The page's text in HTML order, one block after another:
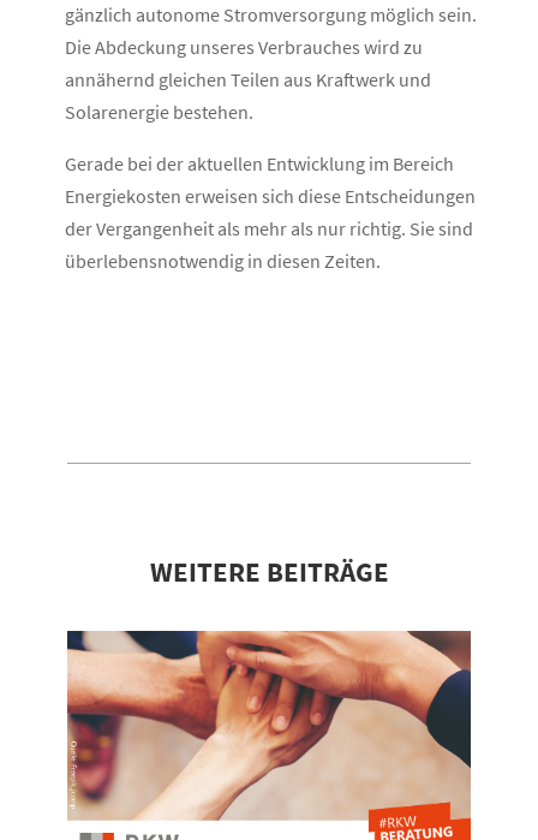
gänzlich autonome Stromversorgung möglich sein.
Die Abdeckung unseres Verbrauches wird zu
annähernd gleichen Teilen aus Kraftwerk und
Solarenergie bestehen.
Gerade bei der aktuellen Entwicklung im Bereich
Energiekosten erweisen sich diese Entscheidungen
der Vergangenheit als mehr als nur richtig. Sie sind
überlebensnotwendig in diesen Zeiten.
WEITERE BEITRÄGE